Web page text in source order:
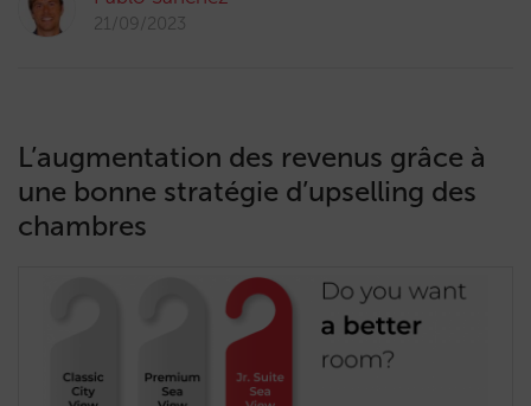
21/09/2023
L’augmentation des revenus grâce à
une bonne stratégie d’upselling des
chambres